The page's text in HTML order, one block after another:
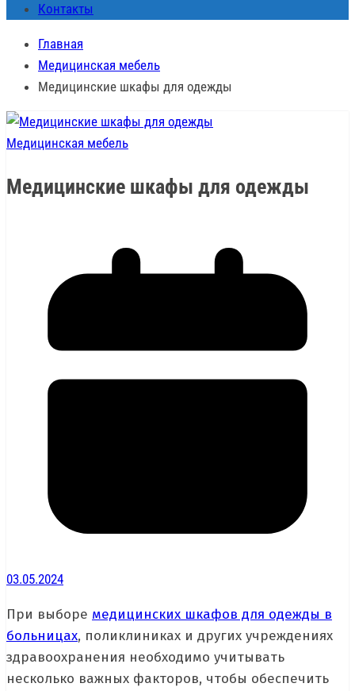
Контакты
Главная
Медицинская мебель
Медицинские шкафы для одежды
Медицинская мебель
Медицинские шкафы для одежды
03.05.2024
При выборе медицинских шкафов для одежды в
больницах, поликлиниках и других учреждениях
здравоохранения необходимо учитывать
несколько важных факторов, чтобы обеспечить